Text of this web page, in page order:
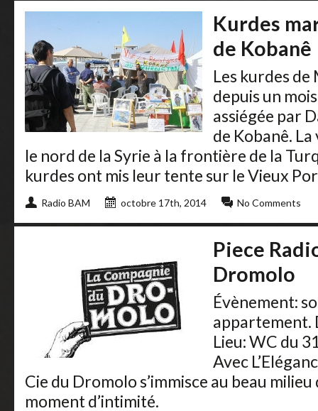
Kurdes
de Kobanê
Les kurdes
depuis un
assiégée par
de Kobanê.
le nord de la Syrie à la frontière de la
kurdes ont mis leur tente sur le Vieux
Radio BAM octobre 17th, 2014 No Comments
Piece
Dromolo
Évènement:
appartement.
Lieu: WC du
Avec
Cie du Dromolo s’immisce au beau
moment d’intimité.